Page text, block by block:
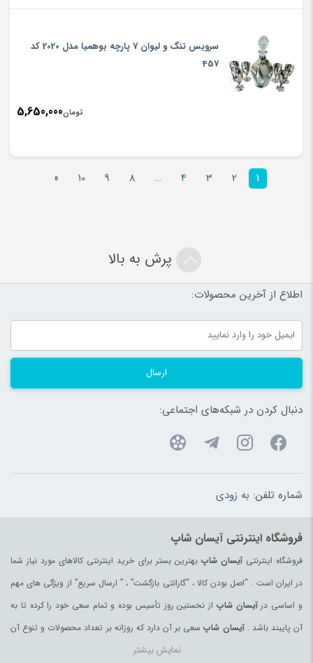
سرویس تنگ و لیوان 7 پارچه بوهمیا مدل 2020 کد
457
تومان5,650,000
1
2
3
4
…
8
9
10
»
پرش به بالا
اطلاع از آخرین محصولات:
ارسال
دنبال کردن در شبکه‌های اجتماعی:
شماره تلفن: به زودی
فروشگاه اینترنتی آیسان شاپ
فروشگاه اینترنتیآیسان شاپبهترین بستر برای خرید اینترنتی کالاهای مورد نیاز شما
در ایران است . “اصل بودن کالا ، “گارانتی بازگشت” ، ” ارسال سریع” از ویژگی های مهم
و اساسی درآیسان شاپ از نخستین روز تأسیس بوده و تمام سعی خود را کرده تا به
آن پایبند باشد .آیسان شاپ سعی بر آن دارد که روزانه بر تعداد محصولات و تنوع آن
بیفزاید تا بتواند نیاز همه ی افراد با هر نوع سلیقه را در خرید محصولات اینترنتی مرتفع
نمایش بیشتر